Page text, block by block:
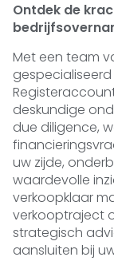
Ontdek de
Met een team
gespecialiseerd
deskundige
due diligence,
uw zijde,
waardevolle
verkoopklaar
verkooptraject
strategisch
aansluiten bij